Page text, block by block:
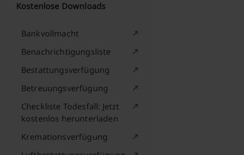
Kostenlose Downloads
Bankvollmacht
Benachrichtigungsliste
Bestattungsverfügung
Betreuungsverfügung
Checkliste Todesfall: Jetzt
kostenlos herunterladen
Kremationsverfügung